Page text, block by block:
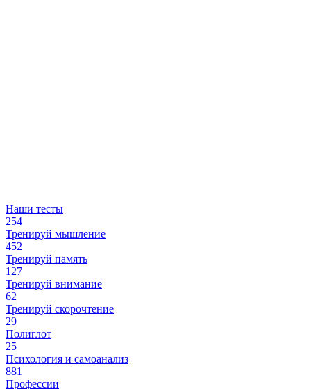
Наши тесты
254
Тренируй мышление
452
Тренируй память
127
Тренируй внимание
62
Тренируй скорочтение
29
Полиглот
25
Психология и самоанализ
881
Профессии